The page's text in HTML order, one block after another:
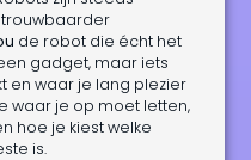
de robot die écht het
gadget, maar iets
en waar je lang plezier
waar je op moet letten,
hoe je kiest welke
is.